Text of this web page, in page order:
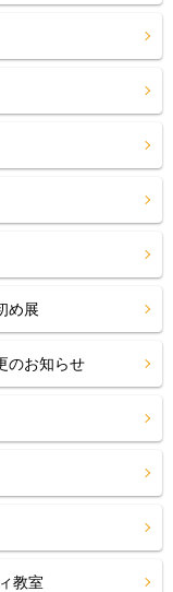
め展
のお知らせ
教室